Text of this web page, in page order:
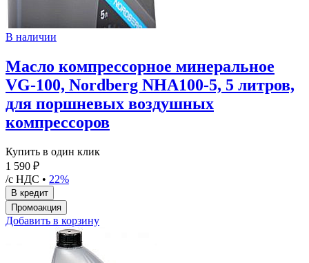
В наличии
Масло компрессорное минеральное
VG-100, Nordberg NHA100-5, 5 литров,
для поршневых воздушных
компрессоров
Купить в один клик
1 590 ₽
/с НДС • 22%
Добавить в корзину